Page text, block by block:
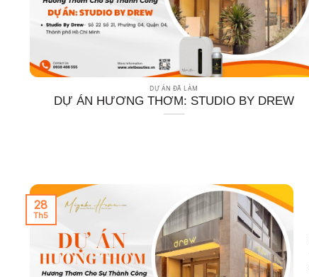
DỰ ÁN ĐÃ LÀM
DỰ ÁN HƯƠNG THƠM: STUDIO BY DREW
28
Th5